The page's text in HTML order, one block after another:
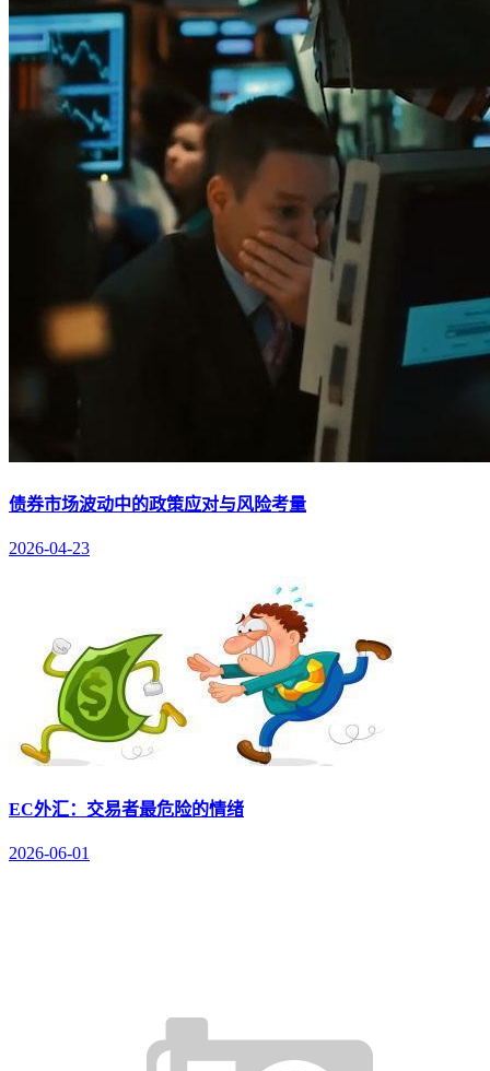
债券市场波动中的政策应对与风险考量
2026-04-23
EC外汇：交易者最危险的情绪
2026-06-01